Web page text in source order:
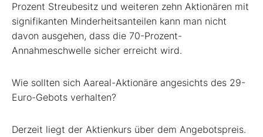
Prozent Streubesitz und weiteren zehn Aktionären mit
signifikanten Minderheitsanteilen kann man nicht
davon ausgehen, dass die 70-Prozent-
Annahmeschwelle sicher erreicht wird.
Wie sollten sich Aareal-Aktionäre angesichts des 29-
Euro-Gebots verhalten?
Derzeit liegt der Aktienkurs über dem Angebotspreis.